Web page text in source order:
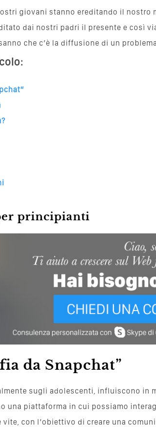
giovani stanno ereditando il nostro
dai nostri padri il presente e così
che c’è la diffusione di un
principianti
da Snapchat”
sugli adolescenti, influiscono in
una piattaforma in cui possiamo
con l’obiettivo di creare una